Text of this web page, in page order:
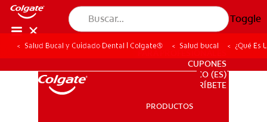
Toggle
PARA PROFESIONALES
CUPONES
CO (ES)
SUSCRÍBETE
PRODUCTOS
Salud Bucal y Cuidado Dental | Colgate® Salud bucal ¿Qué Es